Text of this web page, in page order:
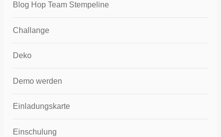
Blog Hop Team Stempeline
Challange
Deko
Demo werden
Einladungskarte
Einschulung